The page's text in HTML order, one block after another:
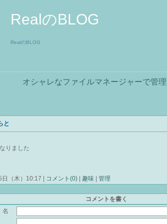
RealのBLOG
RealのBLOG
オシャレなファイルマネージャーで管
と
りました
（木）10:17 | コメント(0)| 趣味 管理
コメントを書く